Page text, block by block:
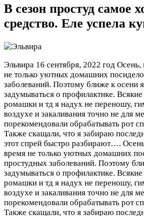
В сезон простуд самое
средство. Еле успела
Эльвира 16 сентября, 2022 год Осень,
не только уютных домашних
заболеваний. Поэтому ближе к осени я
задумываться о профилактике.
ромашки и тд я надух не переношу,
воздухе и закаливания точно не для
порекомендовали обрабатывать рот
Также скащали, что я забираю
этот спрей быстро разбирают….
время не только уютных домашних
простудных заболеваний. Поэтому
задумываться о профилактике.
ромашки и тд я надух не переношу,
воздухе и закаливания точно не для
порекомендовали обрабатывать рот
Также скащали, что я забираю